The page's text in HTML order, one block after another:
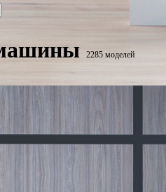
2285 моделей